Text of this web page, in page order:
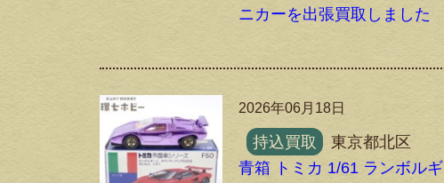
ニカーを出張買取しました
2026年06月18日
持込買取
東京都北区
青箱 トミカ 1/61 ランボルギ